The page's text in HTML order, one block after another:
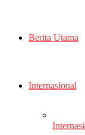
Berita Utama
Internasional